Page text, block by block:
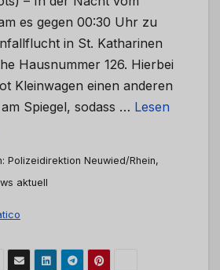
es gegen 00:30 Uhr zu
in St. Katharinen
Hausnummer 126. Hierbei
Kleinwagen einen anderen
Spiegel, sodass … Lesen
Polizeidirektion Neuwied/Rhein,
aktuell